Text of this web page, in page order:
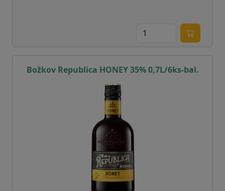
Božkov Republica HONEY 35% 0,7L/6ks-bal.